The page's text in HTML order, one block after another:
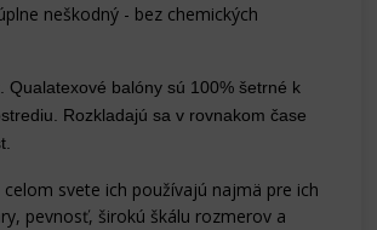
neškodný - bez chemických
Qualatexové balóny sú 100% šetrné k
Rozkladajú sa v rovnakom čase
svete ich používajú najmä pre ich
pevnosť, širokú škálu rozmerov a